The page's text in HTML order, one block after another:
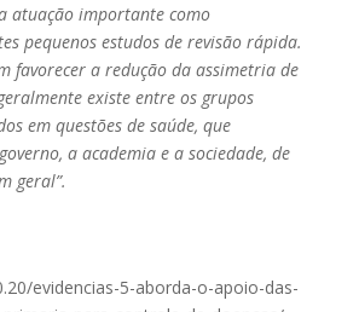
atuação importante como
pequenos estudos de revisão rápida.
favorecer a redução da assimetria de
existe entre os grupos
em questões de saúde, que
a academia e a sociedade, de
geral”.
evidencias-5-aborda-o-apoio-das-